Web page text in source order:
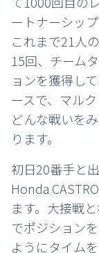
ートナーシッ
これまで21人
15回、チーム
ョンを獲得し
ースで、マル
どんな戦いを
ります。
初日20番手と
Honda
ます。大接戦
でポジション
ようにタイム